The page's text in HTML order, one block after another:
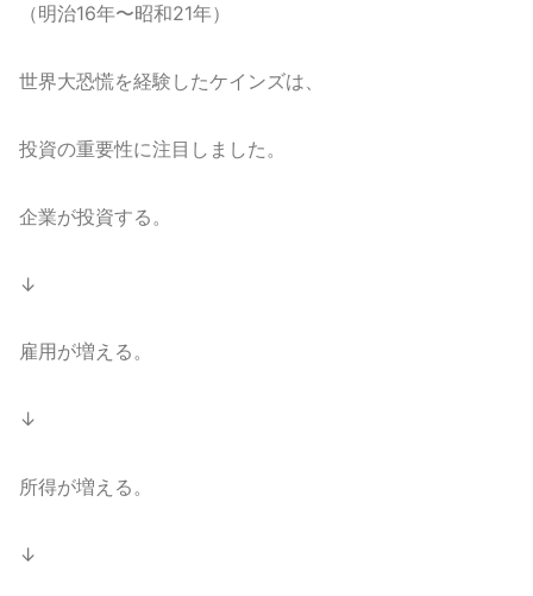
（明治16年〜昭和21年）
世界大恐慌を経験したケインズは、
投資の重要性に注目しました。
企業が投資する。
↓
雇用が増える。
↓
所得が増える。
↓